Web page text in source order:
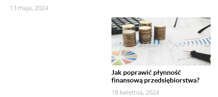
13 maja, 2024
Jak poprawić płynność
finansową przedsiębiorstwa?
18 kwietnia, 2024